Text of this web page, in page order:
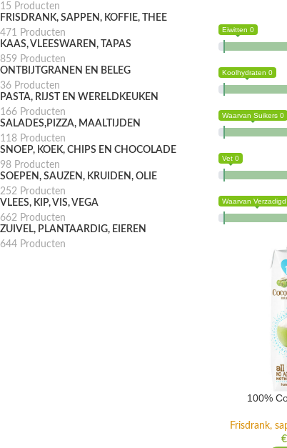
15 Producten
FRISDRANK, SAPPEN, KOFFIE, THEE
471 Producten
KAAS, VLEESWAREN, TAPAS
859 Producten
ONTBIJTGRANEN EN BELEG
36 Producten
PASTA, RIJST EN WERELDKEUKEN
166 Producten
SALADES,PIZZA, MAALTIJDEN
118 Producten
SNOEP, KOEK, CHIPS EN CHOCOLADE
98 Producten
SOEPEN, SAUZEN, KRUIDEN, OLIE
252 Producten
VLEES, KIP, VIS, VEGA
662 Producten
ZUIVEL, PLANTAARDIG, EIEREN
644 Producten
Eiwitten 0
Koolhydraten 0
Waarvan Suikers 0
Vet 0
Waarvan
100%
Frisdrank,
€